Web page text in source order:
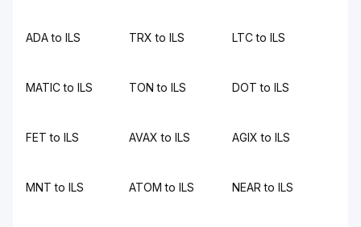
ADA to ILS TRX to ILS LTC to ILS
MATIC to ILS TON to ILS DOT to ILS
FET to ILS AVAX to ILS AGIX to ILS
MNT to ILS ATOM to ILS NEAR to ILS